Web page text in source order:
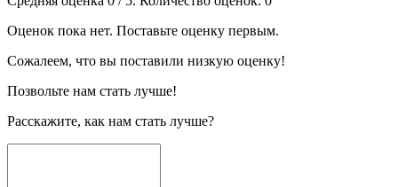
Оценок пока нет. Поставьте оценку первым.
Сожалеем, что вы поставили низкую оценку!
Позвольте нам стать лучше!
Расскажите, как нам стать лучше?